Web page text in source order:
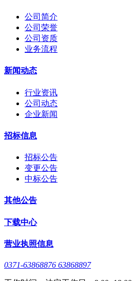
公司简介
公司荣誉
公司资质
业务流程
新闻动态
行业资讯
公司动态
企业新闻
招标信息
招标公告
变更公告
中标公告
其他公告
下载中心
营业执照信息
0371-63868876 63868897